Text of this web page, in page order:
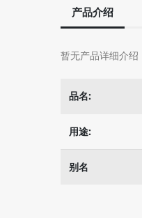
产品介绍
暂无产品详细介绍
品名:
用途:
别名